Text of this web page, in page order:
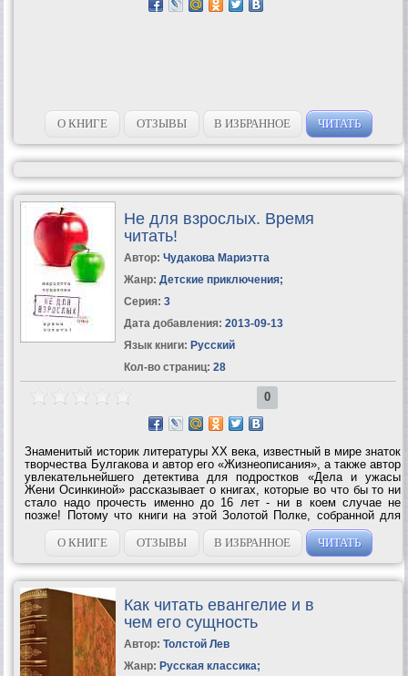
О КНИГЕ ОТЗЫВЫ В ИЗБРАННОЕ ЧИТАТЬ
Не для взрослых. Время
читать!
Автор: Чудакова Мариэтта
Жанр: Детские приключения;
Серия: 3
Дата добавления: 2013-09-13
Язык книги: Русский
Кол-во страниц: 28
0
Знаменитый историк литературы ХХ века, известный в мире знаток
творчества Булгакова и автор его «Жизнеописания», а также автор
увлекательнейшего детектива для подростков «Дела и ужасы
Жени Осинкиной» рассказывает о книгах, которые во что бы то ни
стало надо прочесть именно до 16 лет - ни в коем случае не
позже! Потому что книги на этой Золотой Полке, собранной для
вас Мариэттой Чудаковой, так хитро написаны, что если вы
опоздаете и...
О КНИГЕ ОТЗЫВЫ В ИЗБРАННОЕ ЧИТАТЬ
Как читать евангелие и в
чем его сущность
Автор: Толстой Лев
Жанр: Русская классика;